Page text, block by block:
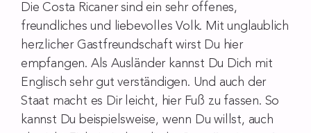
Die Costa Ricaner sind ein sehr offenes,
freundliches und liebevolles Volk. Mit unglaublich
herzlicher Gastfreundschaft wirst Du hier
empfangen. Als Ausländer kannst Du Dich mit
Englisch sehr gut verständigen. Und auch der
Staat macht es Dir leicht, hier Fuß zu fassen. So
kannst Du beispielsweise, wenn Du willst, auch